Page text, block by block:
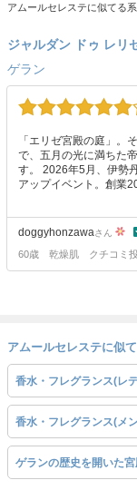
アムールセレステに似てる
ジャルダン ドゥ レリ
ゲラン
「エリゼ宮殿の庭」。
で、五月の光に満ちた
す。 2026年5月、伊勢
アップイベント。創業
doggyhonzawaさん
60歳 乾燥肌 クチコミ
アムールセレステに似
香水・フレグランス(レ
香水・フレグランス(メ
ゲランの歴史を開いた